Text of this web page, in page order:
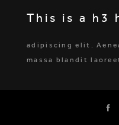
This is a h3
adipiscing elit.
massa blandit
Suspendisse